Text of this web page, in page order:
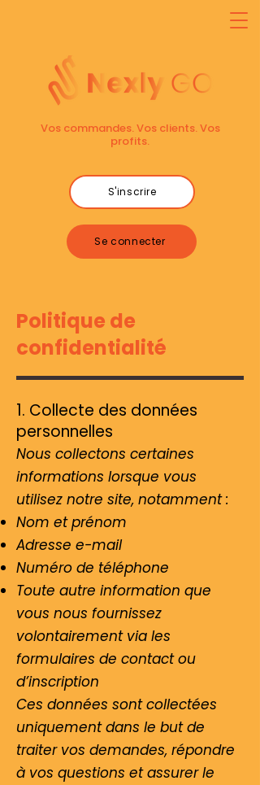
Se connecter
Vos commandes. Vos clients. Vos
profits.
S'inscrire
Politique de
confidentialité
1. Collecte des données
personnelles
Nous collectons certaines
informations lorsque vous
utilisez notre site, notamment :
Nom et prénom
Adresse e-mail
Numéro de téléphone
Toute autre information que
vous nous fournissez
volontairement via les
formulaires de contact ou
d’inscription
Ces données sont collectées
uniquement dans le but de
traiter vos demandes, répondre
à vos questions et assurer le